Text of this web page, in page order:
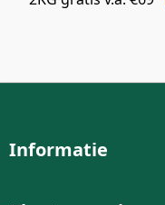
Informatie